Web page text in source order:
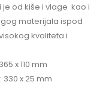
od kiše i vlage kao i
materijala ispod
kvaliteta i
x 110 mm
x 25 mm